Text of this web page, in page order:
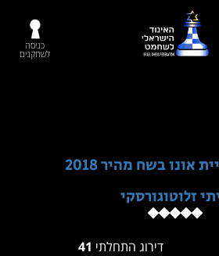
כניסה
לשחקנים
אונו בשח מהיר 2018
זלוטוגורסקי
דירוג התחלתי